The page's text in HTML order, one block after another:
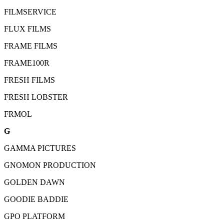
FILMSERVICE
FLUX FILMS
FRAME FILMS
FRAME100R
FRESH FILMS
FRESH LOBSTER
FRMOL
G
GAMMA PICTURES
GNOMON PRODUCTION
GOLDEN DAWN
GOODIE BADDIE
GPO PLATFORM